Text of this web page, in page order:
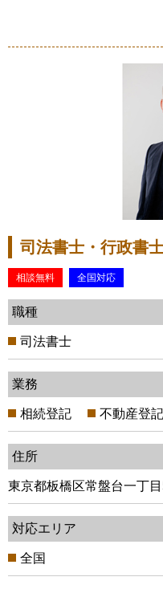
司法書士・行政書
相談無料 全国対応
職種
司法書士
業務
相続登記 不動産登記
住所
東京都板橋区常盤台一丁
対応エリア
全国